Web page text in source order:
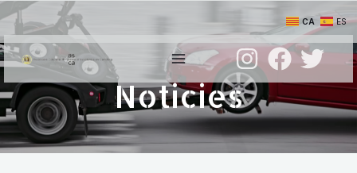
Noticies
CA ES